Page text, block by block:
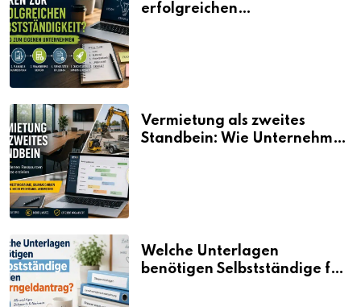
erfolgreichen
Vermietung als zweites
Standbein: Wie Unternehmen
Welche Unterlagen
benötigen Selbstständige für